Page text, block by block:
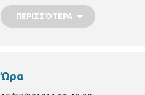
χρονιά η Περιφερειακή
Δημιουργικότητας 2019 με τις
Τσουβαλά Χαρά
Κωνσταντινουπόλεως
ΠΕΡΙΣΣΌΤΕΡΑ
Ώρα